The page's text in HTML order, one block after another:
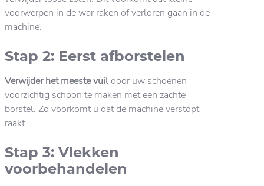
voorwerpen in de war raken of verloren gaan in de
machine.
Stap 2: Eerst afborstelen
Verwijder het meeste vuil door uw schoenen
voorzichtig schoon te maken met een zachte
borstel. Zo voorkomt u dat de machine verstopt
raakt.
Stap 3: Vlekken
voorbehandelen